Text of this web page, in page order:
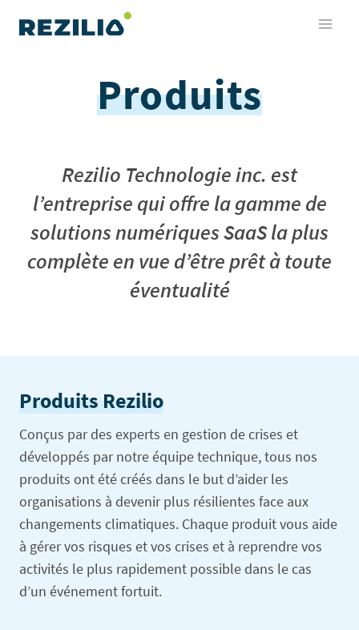
Produits
Rezilio Technologie inc. est
l’entreprise qui offre la gamme de
solutions numériques SaaS la plus
complète en vue d’être prêt à toute
éventualité
Produits Rezilio
Conçus par des experts en gestion de crises et
développés par notre équipe technique, tous nos
produits ont été créés dans le but d’aider les
organisations à devenir plus résilientes face aux
changements climatiques. Chaque produit vous aide
à gérer vos risques et vos crises et à reprendre vos
activités le plus rapidement possible dans le cas
d’un événement fortuit.